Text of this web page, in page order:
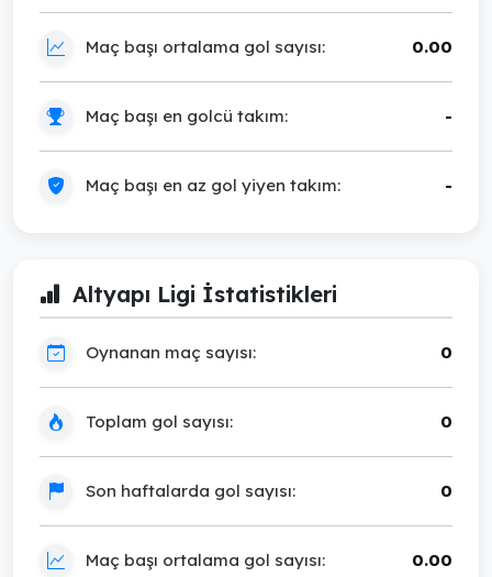
Maç başı ortalama gol sayısı: 0.00
Maç başı en golcü takım: -
Maç başı en az gol yiyen takım: -
Altyapı Ligi İstatistikleri
Oynanan maç sayısı: 0
Toplam gol sayısı: 0
Son haftalarda gol sayısı: 0
Maç başı ortalama gol sayısı: 0.00